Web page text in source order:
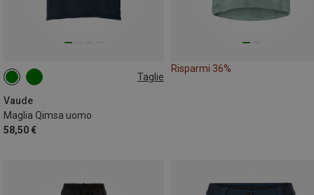
Taglie
Vaude
Maglia Qimsa uomo
58,50 €
S
Risparmi 36%